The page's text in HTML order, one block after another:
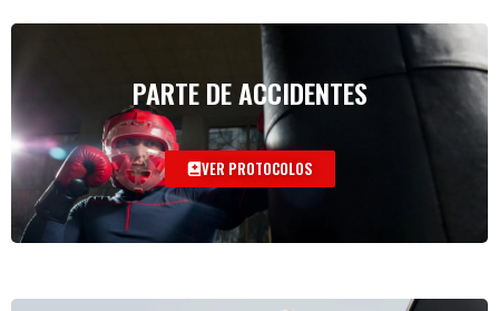
PARTE DE ACCIDENTES
VER PROTOCOLOS